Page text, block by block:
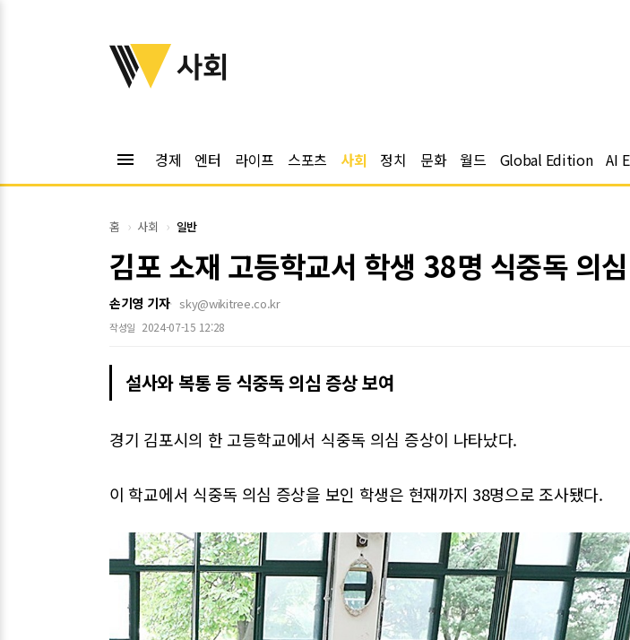
위키트리
사회
menu 경제 엔터 라이프 스포츠 사회 정치 문화 월드 Global Edition AI
홈 사회 일반
김포 소재 고등학교서 학생 38명 식중독 의
손기영 기자 sky@wikitree.co.kr
작성일 2024-07-15 12:28
설사와 복통 등 식중독 의심 증상 보여
경기 김포시의 한 고등학교에서 식중독 의심 증상이 나타났다.
이 학교에서 식중독 의심 증상을 보인 학생은 현재까지 38명으로 조사됐다.